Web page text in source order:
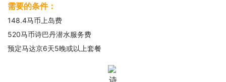
需要的条件：
148.4马币上岛费
520马币诗巴丹潜水服务费
预定马达京6天5晚或以上套餐